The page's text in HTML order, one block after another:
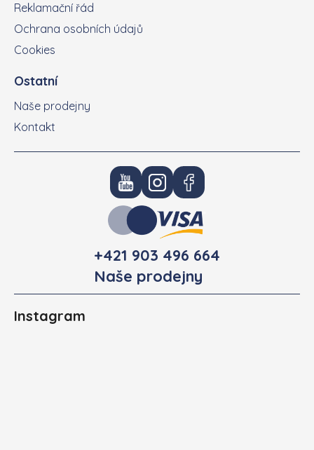
Reklamační řád
Ochrana osobních údajů
Cookies
Ostatní
Naše prodejny
Kontakt
+421 903 496 664
Naše prodejny
Instagram